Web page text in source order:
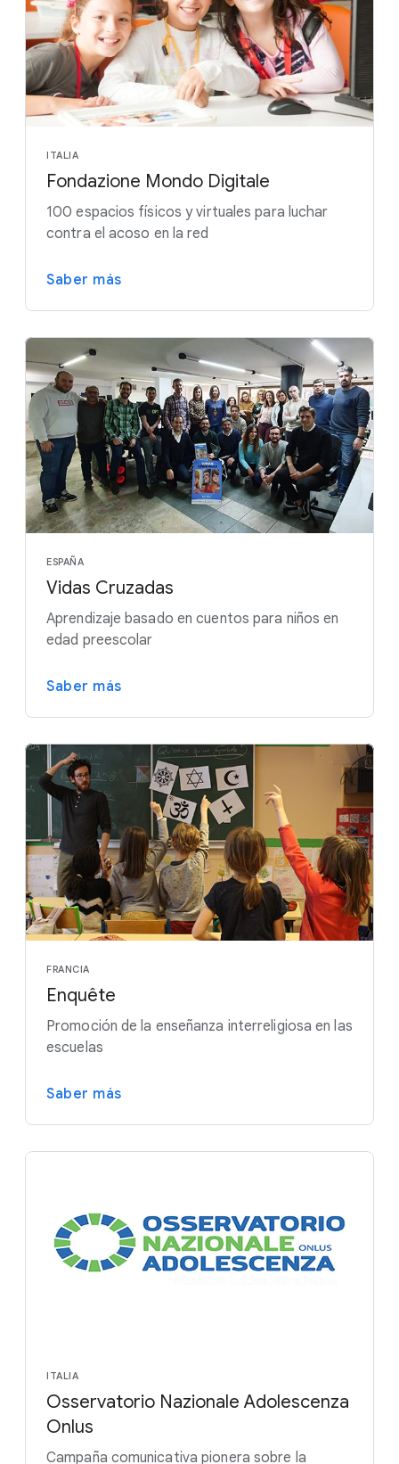
ITALIA
Fondazione Mondo Digitale
100 espacios físicos y virtuales para luchar
contra el acoso en la red
Saber más
ESPAÑA
Vidas Cruzadas
Aprendizaje basado en cuentos para niños en
edad preescolar
Saber más
FRANCIA
Enquête
Promoción de la enseñanza interreligiosa en las
escuelas
Saber más
ITALIA
Osservatorio Nazionale Adolescenza
Onlus
Campaña comunicativa pionera sobre la